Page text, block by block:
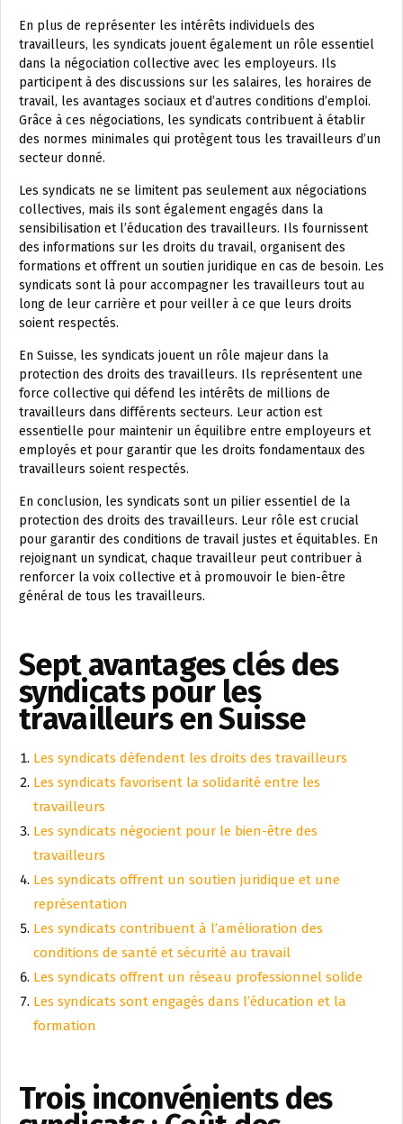
En plus de représenter les intérêts individuels des
travailleurs, les syndicats jouent également un rôle essentiel
dans la négociation collective avec les employeurs. Ils
participent à des discussions sur les salaires, les horaires de
travail, les avantages sociaux et d’autres conditions d’emploi.
Grâce à ces négociations, les syndicats contribuent à établir
des normes minimales qui protègent tous les travailleurs d’un
secteur donné.
Les syndicats ne se limitent pas seulement aux négociations
collectives, mais ils sont également engagés dans la
sensibilisation et l’éducation des travailleurs. Ils fournissent
des informations sur les droits du travail, organisent des
formations et offrent un soutien juridique en cas de besoin. Les
syndicats sont là pour accompagner les travailleurs tout au
long de leur carrière et pour veiller à ce que leurs droits
soient respectés.
En Suisse, les syndicats jouent un rôle majeur dans la
protection des droits des travailleurs. Ils représentent une
force collective qui défend les intérêts de millions de
travailleurs dans différents secteurs. Leur action est
essentielle pour maintenir un équilibre entre employeurs et
employés et pour garantir que les droits fondamentaux des
travailleurs soient respectés.
En conclusion, les syndicats sont un pilier essentiel de la
protection des droits des travailleurs. Leur rôle est crucial
pour garantir des conditions de travail justes et équitables. En
rejoignant un syndicat, chaque travailleur peut contribuer à
renforcer la voix collective et à promouvoir le bien-être
général de tous les travailleurs.
Sept avantages clés des
syndicats pour les
travailleurs en Suisse
Les syndicats défendent les droits des travailleurs
Les syndicats favorisent la solidarité entre les
travailleurs
Les syndicats négocient pour le bien-être des
travailleurs
Les syndicats offrent un soutien juridique et une
représentation
Les syndicats contribuent à l’amélioration des
conditions de santé et sécurité au travail
Les syndicats offrent un réseau professionnel solide
Les syndicats sont engagés dans l’éducation et la
formation
Trois inconvénients des